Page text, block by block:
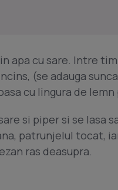
apa cu sare. Intre
(se adauga
cu lingura de
si piper si se lasa
patrunjelul tocat,
ras deasupra.